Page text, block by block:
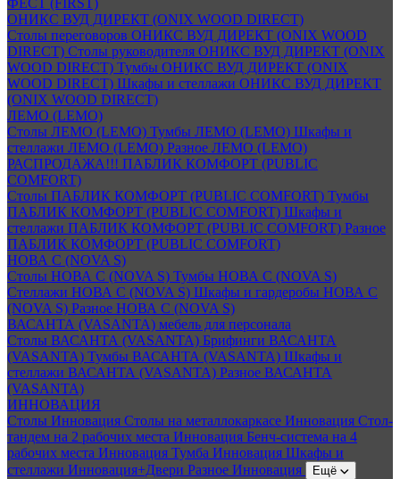
ФЁСТ (FIRST)
ОНИКС ВУД ДИРЕКТ (ONIX WOOD DIRECT)
Столы переговоров ОНИКС ВУД ДИРЕКТ (ONIX WOOD
DIRECT) Столы руководителя ОНИКС ВУД ДИРЕКТ (ONIX
WOOD DIRECT) Тумбы ОНИКС ВУД ДИРЕКТ (ONIX
WOOD DIRECT) Шкафы и стеллажи ОНИКС ВУД ДИРЕКТ
(ONIX WOOD DIRECT)
ЛЕМО (LEMO)
Столы ЛЕМО (LEMO) Тумбы ЛЕМО (LEMO) Шкафы и
стеллажи ЛЕМО (LEMO) Разное ЛЕМО (LEMO)
РАСПРОДАЖА!!! ПАБЛИК КОМФОРТ (PUBLIC
COMFORT)
Столы ПАБЛИК КОМФОРТ (PUBLIC COMFORT) Тумбы
ПАБЛИК КОМФОРТ (PUBLIC COMFORT) Шкафы и
стеллажи ПАБЛИК КОМФОРТ (PUBLIC COMFORT) Разное
ПАБЛИК КОМФОРТ (PUBLIC COMFORT)
НОВА С (NOVA S)
Столы НОВА С (NOVA S) Тумбы НОВА С (NOVA S)
Стеллажи НОВА С (NOVA S) Шкафы и гардеробы НОВА С
(NOVA S) Разное НОВА С (NOVA S)
ВАСАНТА (VASANTA) мебель для персонала
Столы ВАСАНТА (VASANTA) Брифинги ВАСАНТА
(VASANTA) Тумбы ВАСАНТА (VASANTA) Шкафы и
стеллажи ВАСАНТА (VASANTA) Разное ВАСАНТА
(VASANTA)
ИННОВАЦИЯ
Столы Инновация Столы на металлокаркасе Инновация Стол-
тандем на 2 рабочих места Инновация Бенч-система на 4
рабочих места Инновация Тумба Инновация Шкафы и
стеллажи Инновация+Двери Разное Инновация Ещё